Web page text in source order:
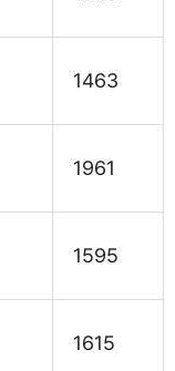
1463
1961
1595
1615